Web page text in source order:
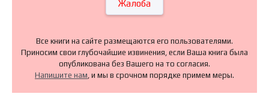
Жалоба
Все книги на сайте размещаются его пользователями.
Приносим свои глубочайшие извинения, если Ваша книга была
опубликована без Вашего на то согласия.
Напишите нам, и мы в срочном порядке примем меры.